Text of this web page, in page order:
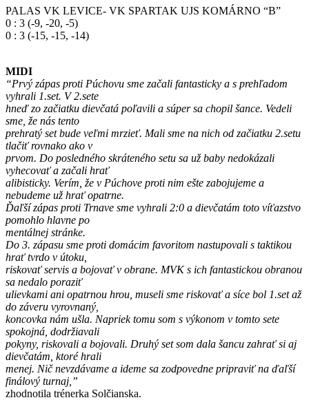
PALAS VK LEVICE- VK SPARTAK UJS KOMÁRNO “B”
0 : 3 (-9, -20, -5)
0 : 3 (-15, -15, -14)
MIDI
“Prvý zápas proti Púchovu sme začali fantasticky a s prehľadom
vyhrali 1.set. V 2.sete
hneď zo začiatku dievčatá poľavili a súper sa chopil šance. Vedeli
sme, že nás tento
prehratý set bude veľmi mrzieť. Mali sme na nich od začiatku 2.setu
tlačiť rovnako ako v
prvom. Do posledného skráteného setu sa už baby nedokázali
vyhecovať a začali hrať
alibisticky. Verím, že v Púchove proti nim ešte zabojujeme a
nebudeme už hrať opatrne.
Ďaľší zápas proti Trnave sme vyhrali 2:0 a dievčatám toto víťazstvo
pomohlo hlavne po
mentálnej stránke.
Do 3. zápasu sme proti domácim favoritom nastupovali s taktikou
hrať tvrdo v útoku,
riskovať servis a bojovať v obrane. MVK s ich fantastickou obranou
sa nedalo poraziť
ulievkami ani opatrnou hrou, museli sme riskovať a síce bol 1.set až
do záveru vyrovnaný,
koncovka nám ušla. Napriek tomu som s výkonom v tomto sete
spokojná, dodržiavali
pokyny, riskovali a bojovali. Druhý set som dala šancu zahrať si aj
dievčatám, ktoré hrali
menej. Nič nevzdávame a ideme sa zodpovedne pripraviť na ďaľší
finálový turnaj,”
zhodnotila trénerka Solčianska.